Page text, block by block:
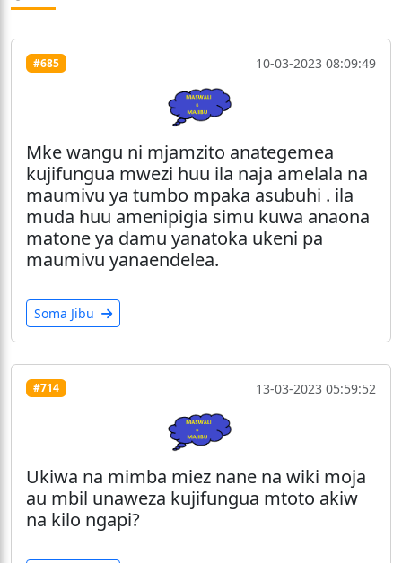
#685 10-03-2023 08:09:49
Mke wangu ni mjamzito anategemea
kujifungua mwezi huu ila naja amelala na
maumivu ya tumbo mpaka asubuhi . ila
muda huu amenipigia simu kuwa anaona
matone ya damu yanatoka ukeni pa
maumivu yanaendelea.
Soma Jibu
#714 13-03-2023 05:59:52
Ukiwa na mimba miez nane na wiki moja
au mbil unaweza kujifungua mtoto akiw
na kilo ngapi?